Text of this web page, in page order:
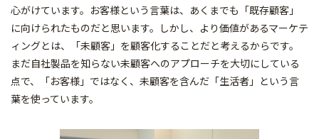
心がけています。お客様という言葉は、あくまでも「既存顧客」
に向けられたものだと思います。しかし、より価値があるマーケテ
ィングとは、「未顧客」を顧客化することだと考えるからです。
まだ自社製品を知らない未顧客へのアプローチを大切にしている
点で、「お客様」ではなく、未顧客を含んだ「生活者」という言
葉を使っています。